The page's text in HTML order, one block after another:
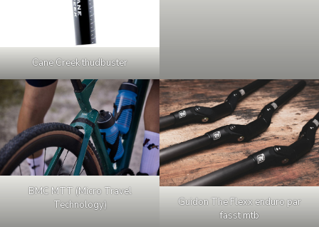
Cane Creek thudbuster
BMC MTT (Micro Travel
Technology)
Guidon The Flexx enduro par
fasst mtb